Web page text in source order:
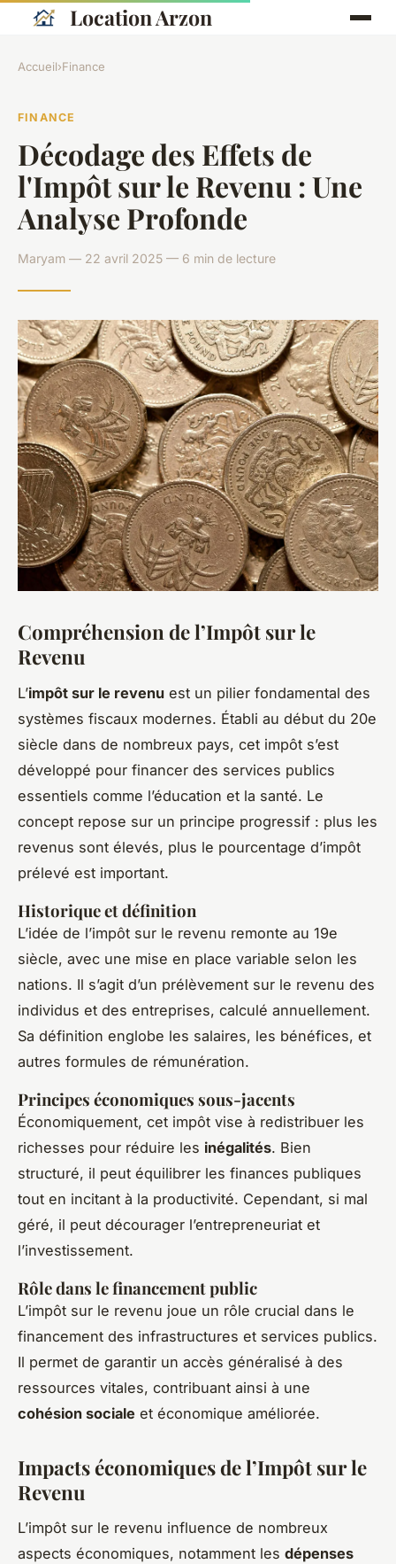
Location Arzon
Accueil›Finance
FINANCE
Décodage des Effets de
l'Impôt sur le Revenu : Une
Analyse Profonde
Maryam — 22 avril 2025 — 6 min de lecture
Compréhension de l’Impôt sur le
Revenu
L’impôt sur le revenu est un pilier fondamental des
systèmes fiscaux modernes. Établi au début du 20e
siècle dans de nombreux pays, cet impôt s’est
développé pour financer des services publics
essentiels comme l’éducation et la santé. Le
concept repose sur un principe progressif : plus les
revenus sont élevés, plus le pourcentage d’impôt
prélevé est important.
Historique et définition
L’idée de l’impôt sur le revenu remonte au 19e
siècle, avec une mise en place variable selon les
nations. Il s’agit d’un prélèvement sur le revenu des
individus et des entreprises, calculé annuellement.
Sa définition englobe les salaires, les bénéfices, et
autres formules de rémunération.
Principes économiques sous-jacents
Économiquement, cet impôt vise à redistribuer les
richesses pour réduire les inégalités. Bien
structuré, il peut équilibrer les finances publiques
tout en incitant à la productivité. Cependant, si mal
géré, il peut décourager l’entrepreneuriat et
l’investissement.
Rôle dans le financement public
L’impôt sur le revenu joue un rôle crucial dans le
financement des infrastructures et services publics.
Il permet de garantir un accès généralisé à des
ressources vitales, contribuant ainsi à une
cohésion sociale et économique améliorée.
Impacts économiques de l’Impôt sur le
Revenu
L’impôt sur le revenu influence de nombreux
aspects économiques, notamment les dépenses